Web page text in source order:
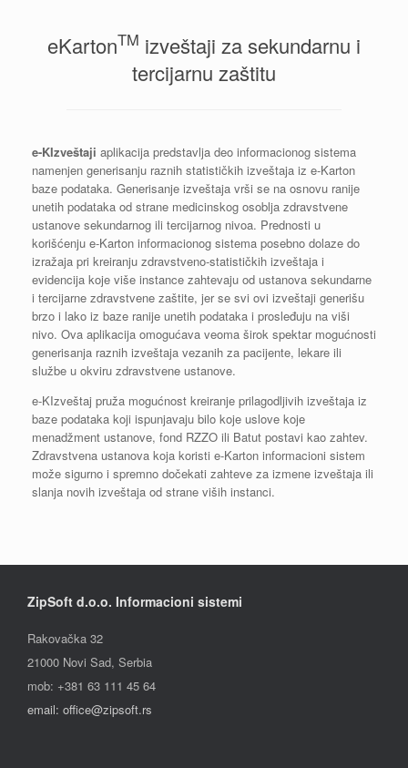
eKartonTM izveštaji za sekundarnu i
tercijarnu zaštitu
e-KIzveštaji aplikacija predstavlja deo informacionog sistema
namenjen generisanju raznih statističkih izveštaja iz e-Karton
baze podataka. Generisanje izveštaja vrši se na osnovu ranije
unetih podataka od strane medicinskog osoblja zdravstvene
ustanove sekundarnog ili tercijarnog nivoa. Prednosti u
korišćenju e-Karton informacionog sistema posebno dolaze do
izražaja pri kreiranju zdravstveno-statističkih izveštaja i
evidencija koje više instance zahtevaju od ustanova sekundarne
i tercijarne zdravstvene zaštite, jer se svi ovi izveštaji generišu
brzo i lako iz baze ranije unetih podataka i prosleđuju na viši
nivo. Ova aplikacija omogućava veoma širok spektar mogućnosti
generisanja raznih izveštaja vezanih za pacijente, lekare ili
službe u okviru zdravstvene ustanove.
e-KIzveštaj pruža mogućnost kreiranje prilagodljivih izveštaja iz
baze podataka koji ispunjavaju bilo koje uslove koje
menadžment ustanove, fond RZZO ili Batut postavi kao zahtev.
Zdravstvena ustanova koja koristi e-Karton informacioni sistem
može sigurno i spremno dočekati zahteve za izmene izveštaja ili
slanja novih izveštaja od strane viših instanci.
ZipSoft d.o.o. Informacioni sistemi
Rakovačka 32
21000 Novi Sad, Serbia
mob: +381 63 111 45 64
email: office@zipsoft.rs